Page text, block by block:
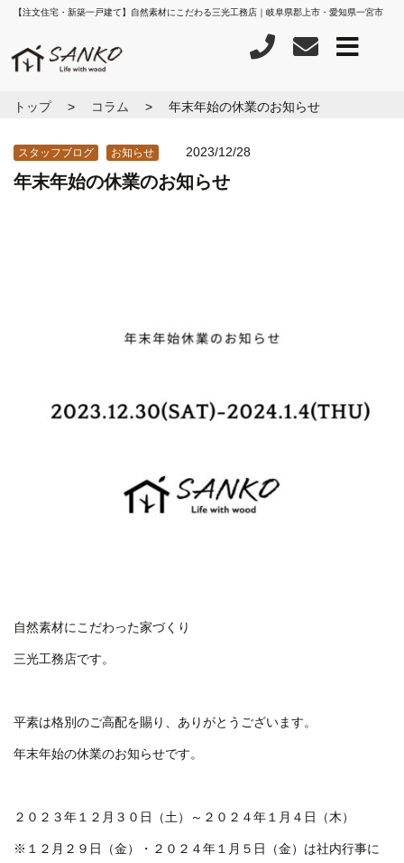
【注文住宅・新築一戸建て】自然素材にこだわる三光工務店｜岐阜県郡上市・愛知県一宮市
トップ コラム 年末年始の休業のお知らせ
スタッフブログ お知らせ 2023/12/28
年末年始の休業のお知らせ
自然素材にこだわった家づくり
三光工務店です。
平素は格別のご高配を賜り、ありがとうございます。
年末年始の休業のお知らせです。
２０２３年１２月３０日（土）～２０２４年１月４日（木）
※１２月２９日（金）・２０２４年１月５日（金）は社内行事に